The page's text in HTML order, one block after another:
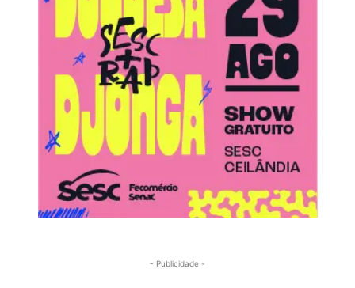
- Publicidade -